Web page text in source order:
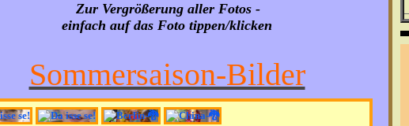
Zur Vergrößerung aller Fotos -
einfach auf das Foto tippen/klicken
Sommersaison-Bilder